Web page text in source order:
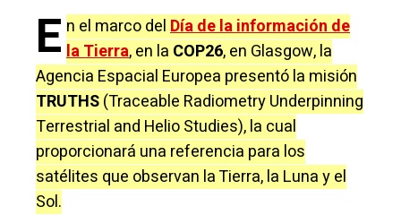
E n el marco delDía de la información de
la Tierra, en la COP26, en Glasgow, la
Agencia Espacial Europea presentó la misión
TRUTHS(Traceable Radiometry Underpinning
Terrestrial and Helio Studies), la cual
proporcionará una referencia para los
satélites que observan la Tierra, la Luna y el
Sol.